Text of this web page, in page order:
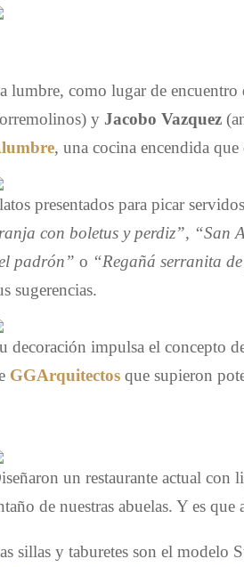
lumbre, como lugar de
yJacobo Vazquez
, una cocina encendida
presentados para picar
con boletus y perdiz”, “San
padrón”o “Regañá serranita
sugerencias.
decoración impulsa el concepto
GGArquitectos que supieron
un restaurante actual con
de nuestras abuelas. Y es
sillas y taburetes son el modelo